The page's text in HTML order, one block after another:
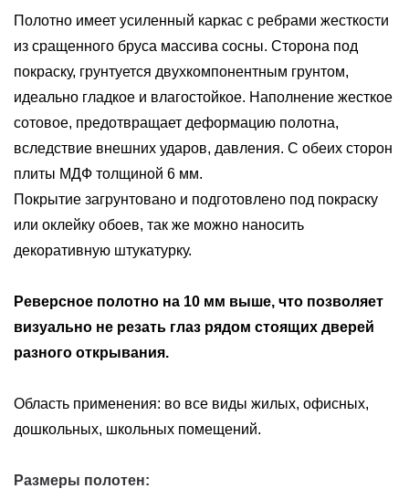
Полотно имеет усиленный каркас с ребрами жесткости
из сращенного бруса массива сосны. Сторона под
покраску, грунтуется двухкомпонентным грунтом,
идеально гладкое и влагостойкое. Наполнение жесткое
сотовое, предотвращает деформацию полотна,
вследствие внешних ударов, давления. С обеих сторон
плиты МДФ толщиной 6 мм.
Покрытие загрунтовано и подготовлено под покраску
или оклейку обоев, так же можно наносить
декоративную штукатурку.
Реверсное полотно на 10 мм выше, что позволяет
визуально не резать глаз рядом стоящих дверей
разного открывания.
Область применения: во все виды жилых, офисных,
дошкольных, школьных помещений.
Размеры полотен: